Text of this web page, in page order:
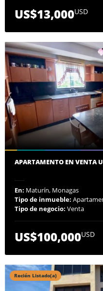
US$13,000USD
APARTAMENTO EN VENTA
En: Maturín, Monagas
Tipo de inmueble:
Tipo de negocio: Venta
US$100,000USD
Recién Listado(a)